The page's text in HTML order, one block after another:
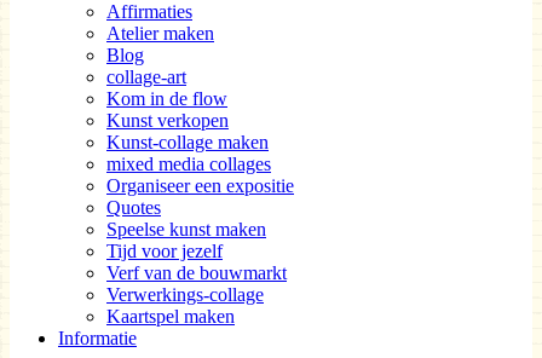
Affirmaties
Atelier maken
Blog
collage-art
Kom in de flow
Kunst verkopen
Kunst-collage maken
mixed media collages
Organiseer een expositie
Quotes
Speelse kunst maken
Tijd voor jezelf
Verf van de bouwmarkt
Verwerkings-collage
Kaartspel maken
Informatie